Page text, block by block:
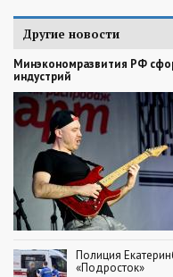
Другие новости
Минэкономразвития РФ
индустрий
Полиция
«Подросток»